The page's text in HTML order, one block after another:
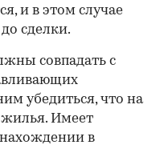
и в этом случае
сделки.
совпадать с
убедиться, что на
Имеет
в